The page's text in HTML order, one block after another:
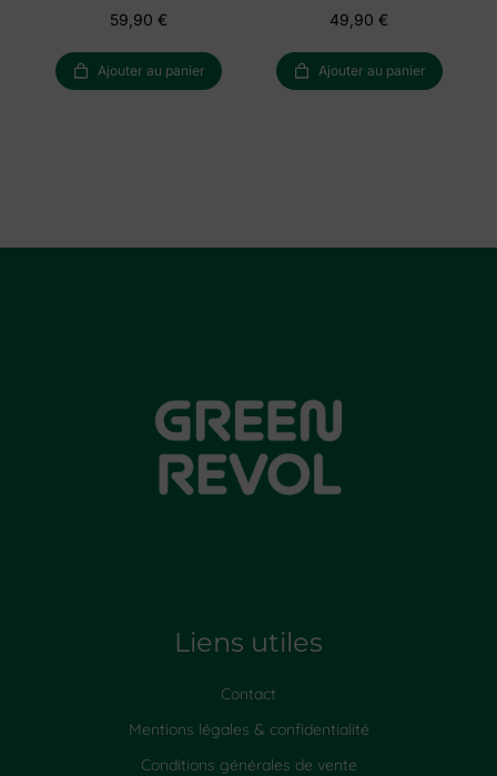
59,90 €
Ajouter au panier
49,90 €
Ajouter au panier
Liens utiles
Contact
Mentions légales & confidentialité
Conditions générales de vente